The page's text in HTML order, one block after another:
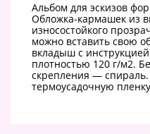
Альбом для эскизов
Обложка-кармашек из
износостойкого
можно вставить свою
вкладыш с
плотностью 120 г/м2.
скрепления —
термоусадочную